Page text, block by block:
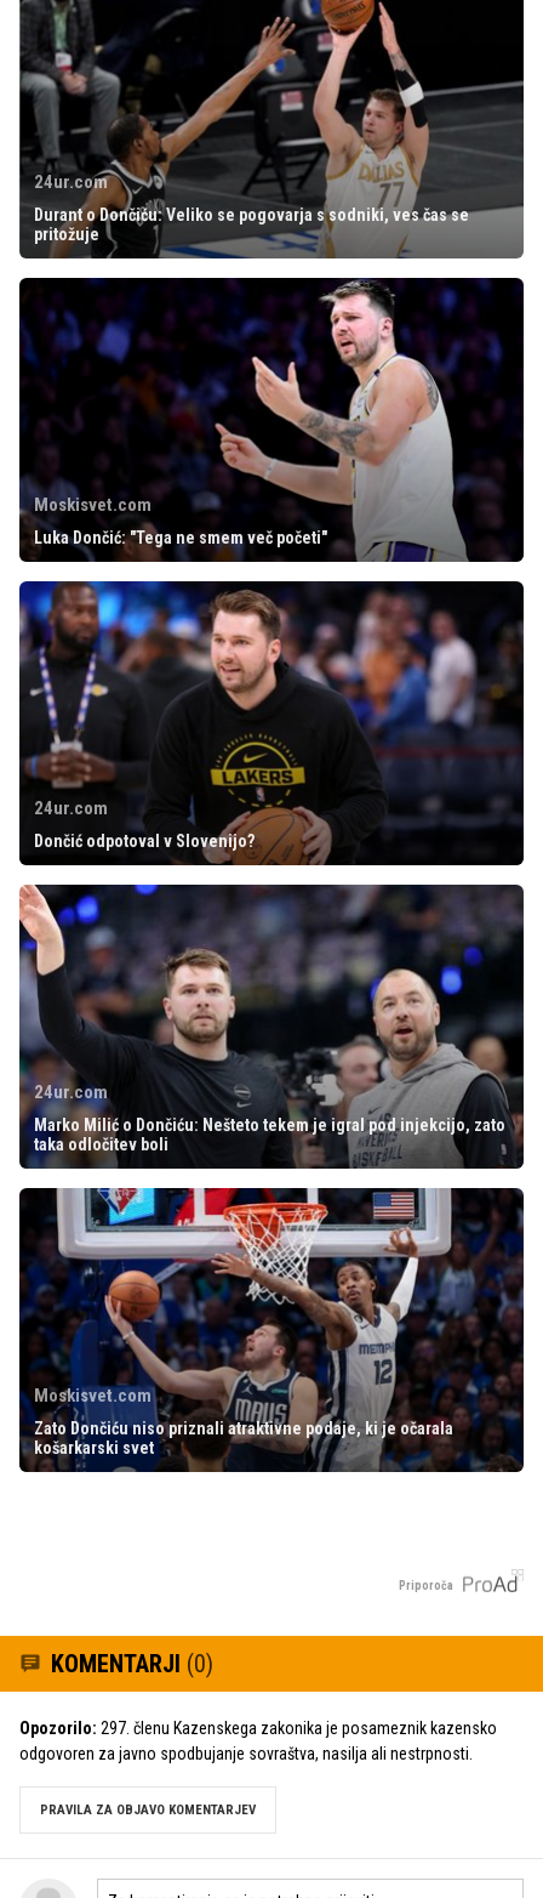
24ur.com
Durant o Dončiću: Veliko se pogovarja s sodniki, ves čas se
pritožuje
Moskisvet.com
Luka Dončić: "Tega ne smem več početi"
24ur.com
Dončić odpotoval v Slovenijo?
24ur.com
Marko Milić o Dončiću: Nešteto tekem je igral pod injekcijo, zato
taka odločitev boli
Moskisvet.com
Zato Dončiću niso priznali atraktivne podaje, ki je očarala
košarkarski svet
Priporoča
KOMENTARJI (0)
Opozorilo: 297. členu Kazenskega zakonika je posameznik kazensko
odgovoren za javno spodbujanje sovraštva, nasilja ali nestrpnosti.
PRAVILA ZA OBJAVO KOMENTARJEV